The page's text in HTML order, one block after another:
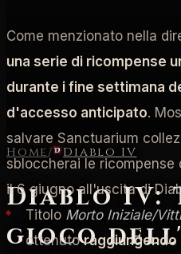
Home/ Diablo IV
Diablo
gioco
Come menzionato nella
una serie di ricompense
durante i fine settimana
d'accesso anticipato.
salvare Sanctuarium
sbloccherai le
il 6 giugno all'uscita di
Titolo Morto Iniziale/
ottenutoraggiungendo